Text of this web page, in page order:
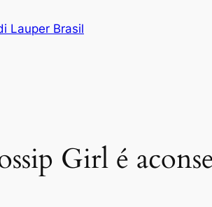
Lauper Brasil
Girl é